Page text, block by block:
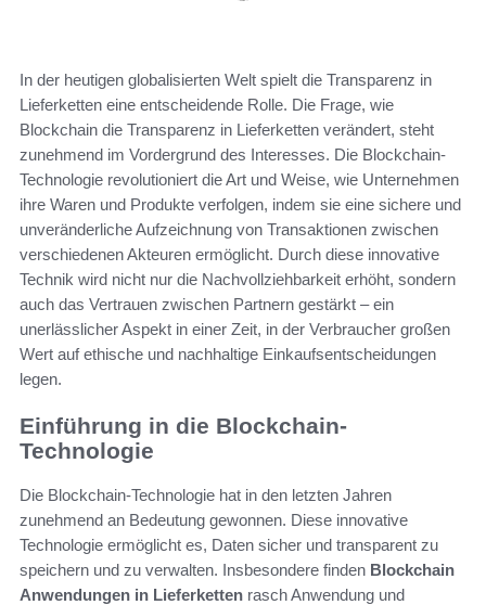
In der heutigen globalisierten Welt spielt die Transparenz in
Lieferketten eine entscheidende Rolle. Die Frage, wie
Blockchain die Transparenz in Lieferketten verändert, steht
zunehmend im Vordergrund des Interesses. Die Blockchain-
Technologie revolutioniert die Art und Weise, wie Unternehmen
ihre Waren und Produkte verfolgen, indem sie eine sichere und
unveränderliche Aufzeichnung von Transaktionen zwischen
verschiedenen Akteuren ermöglicht. Durch diese innovative
Technik wird nicht nur die Nachvollziehbarkeit erhöht, sondern
auch das Vertrauen zwischen Partnern gestärkt – ein
unerlässlicher Aspekt in einer Zeit, in der Verbraucher großen
Wert auf ethische und nachhaltige Einkaufsentscheidungen
legen.
Einführung in die Blockchain-
Technologie
Die Blockchain-Technologie hat in den letzten Jahren
zunehmend an Bedeutung gewonnen. Diese innovative
Technologie ermöglicht es, Daten sicher und transparent zu
speichern und zu verwalten. Insbesondere finden Blockchain
Anwendungen in Lieferketten rasch Anwendung und